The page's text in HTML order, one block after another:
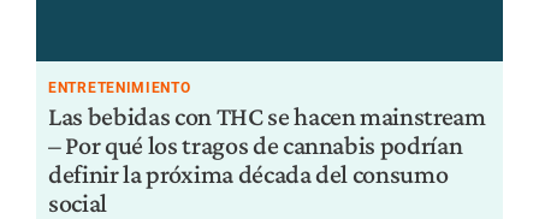
ENTRETENIMIENTO
Las bebidas con THC se hacen mainstream
– Por qué los tragos de cannabis podrían
definir la próxima década del consumo
social